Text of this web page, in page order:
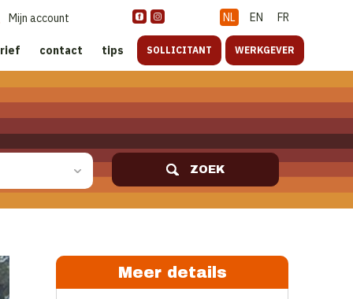
NL EN FR
Mijn account
contact tips SOLLICITANT WERKGEVER
ZOEK
Meer details